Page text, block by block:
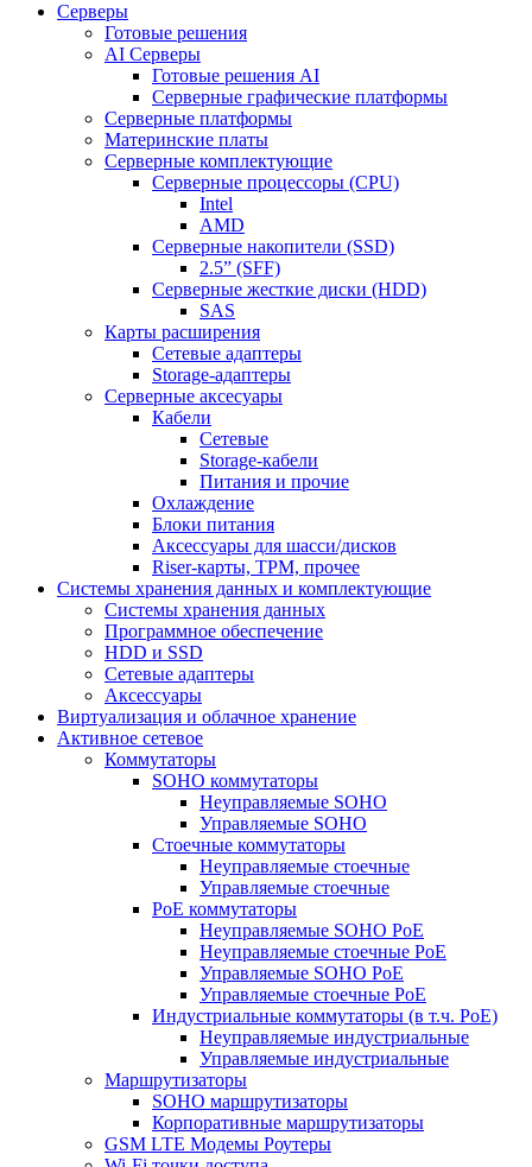
Cерверы
Готовые решения
AI Серверы
Готовые решения AI
Серверные графические платформы
Серверные платформы
Материнские платы
Серверные комплектующие
Серверные процессоры (CPU)
Intel
AMD
Серверные накопители (SSD)
2.5” (SFF)
Серверные жесткие диски (HDD)
SAS
Карты расширения
Сетевые адаптеры
Storage-адаптеры
Серверные аксесуары
Кабели
Сетевые
Storage-кабели
Питания и прочие
Охлаждение
Блоки питания
Аксессуары для шасси/дисков
Riser-карты, TPM, прочее
Системы хранения данных и комплектующие
Системы хранения данных
Программное обеспечение
HDD и SSD
Сетевые адаптеры
Аксессуары
Виртуализация и облачное хранение
Активное сетевое
Коммутаторы
SOHO коммутаторы
Неуправляемые SOHO
Управляемые SOHO
Стоечные коммутаторы
Неуправляемые стоечные
Управляемые стоечные
PoE коммутаторы
Неуправляемые SOHO PoE
Неуправляемые стоечные PoE
Управляемые SOHO PoE
Управляемые стоечные PoE
Индустриальные коммутаторы (в т.ч. РоЕ)
Неуправляемые индустриальные
Управляемые индустриальные
Маршрутизаторы
SOHO маршрутизаторы
Корпоративные маршрутизаторы
GSM LTE Модемы Роутеры